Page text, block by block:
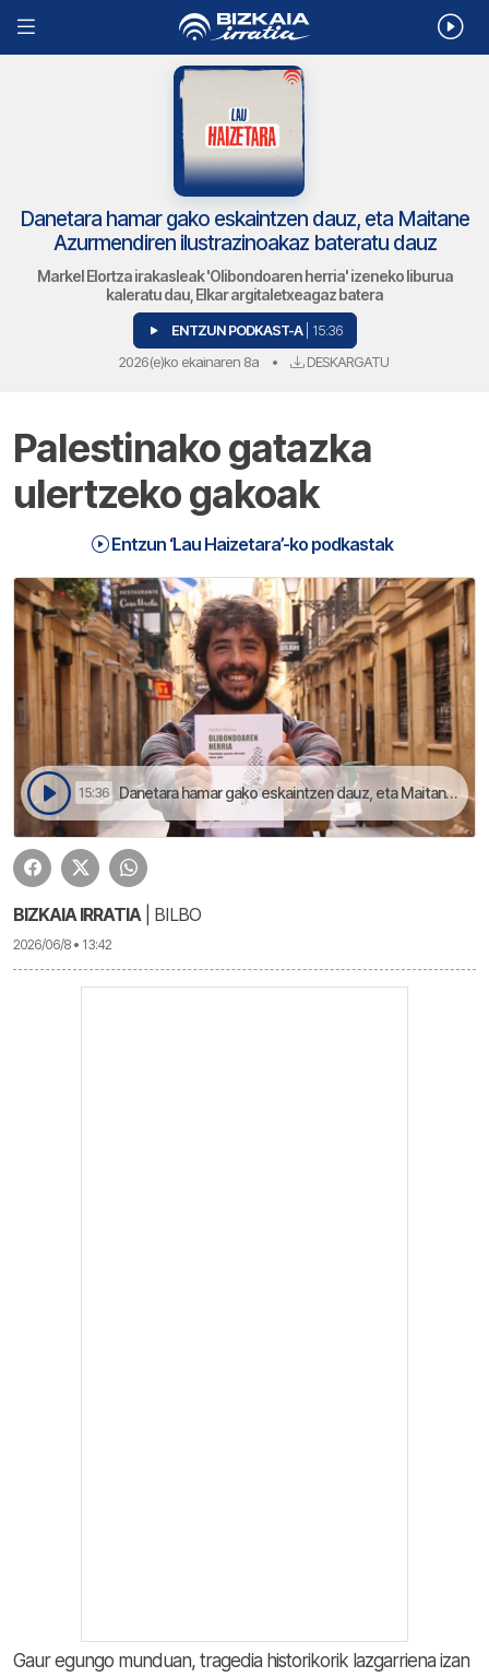
Danetara hamar gako eskaintzen dauz, eta Maitane
Azurmendiren ilustrazinoakaz bateratu dauz
Markel Elortza irakasleak 'Olibondoaren herria' izeneko liburua
kaleratu dau, Elkar argitaletxeagaz batera
ENTZUN PODKAST-A | 15:36
2026(e)ko ekainaren 8a • DESKARGATU
Palestinako gatazka
ulertzeko gakoak
Entzun ‘Lau Haizetara’-ko podkastak
15:36 Danetara hamar gako eskaintzen dauz, eta Maitane Azurmendiren ilustrazinoakaz bateratu dauz | Lau Haizetara
BIZKAIA IRRATIA| BILBO
2026/06/8 • 13:42
Gaur egungo munduan, tragedia historikorik lazgarriena izan